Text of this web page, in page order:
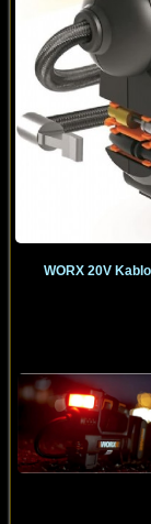
WORX 20V